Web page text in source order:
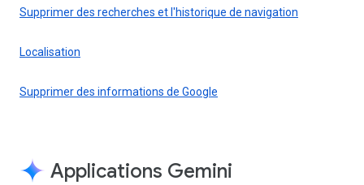
Supprimer des recherches et l'historique de navigation
Localisation
Supprimer des informations de Google
Applications Gemini